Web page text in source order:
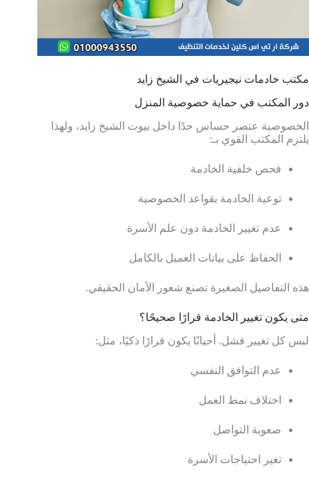
مكتب خادمات نيجيريات في الشيخ زايد
دور المكتب في حماية خصوصية المنزل
الخصوصية عنصر حساس جدًا داخل بيوت الشيخ زايد، ولهذا
يلتزم المكتب القوي بـ:
فحص خلفية الخادمة
توعية الخادمة بقواعد الخصوصية
عدم تغيير الخادمة دون علم الأسرة
الحفاظ على بيانات العميل بالكامل
هذه التفاصيل الصغيرة تصنع شعور الأمان الحقيقي.
متى يكون تغيير الخادمة قرارًا صحيحًا؟
ليس كل تغيير فشل. أحيانًا يكون قرارًا ذكيًا، مثل:
عدم التوافق النفسي
اختلاف نمط العمل
صعوبة التواصل
تغير احتياجات الأسرة